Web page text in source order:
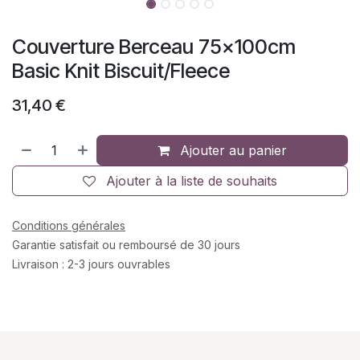
Couverture Berceau 75x100cm
Basic Knit Biscuit/Fleece
31,40 €
Ajouter au panier
Ajouter à la liste de souhaits
Conditions générales
Garantie satisfait ou remboursé de 30 jours
Livraison : 2-3 jours ouvrables